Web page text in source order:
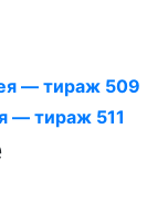
— тираж 509
— тираж 511